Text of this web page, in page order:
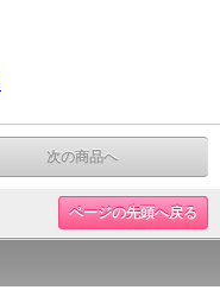
次の商品へ
ページの先頭へ戻る